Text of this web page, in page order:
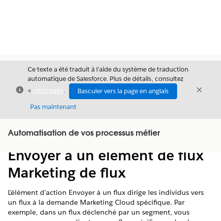
Fermer
Ce texte a été traduit à l’aide du système de traduction
automatique de Salesforce. Plus de détails, consultez
<cette page .
Basculer vers la page en anglais
Pas maintenant
Fermer
Automatisation de vos processus métier
Afficher la table des matières
Table des
Envoyer à un élément de flux
Marketing de flux
L'élément d'action Envoyer à un flux dirige les individus vers
un flux à la demande Marketing Cloud spécifique. Par
exemple, dans un flux déclenché par un segment, vous